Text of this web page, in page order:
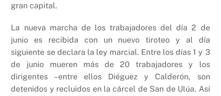
gran capital.
La nueva marcha de los trabajadores del día 2 de
junio es recibida con un nuevo tiroteo y al día
siguiente se declara la ley marcial. Entre los días 1 y 3
de junio mueren más de 20 trabajadores y los
dirigentes –entre ellos Diéguez y Calderón, son
detenidos y recluidos en la cárcel de San de Ulúa. Así